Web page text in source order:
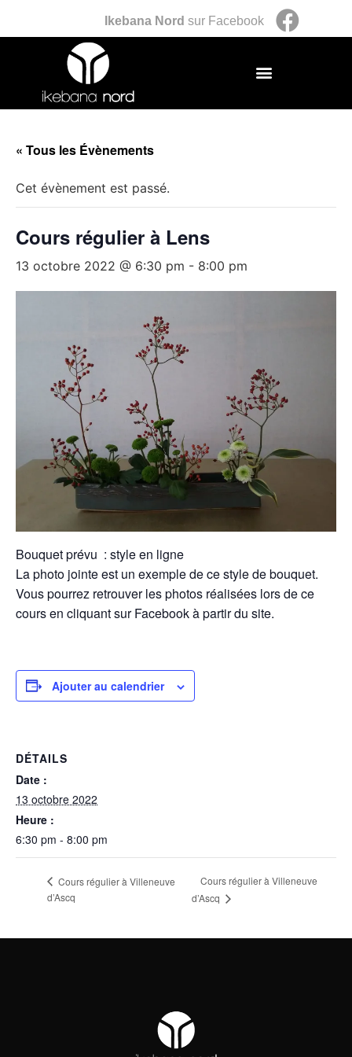
Ikebana Nord sur Facebook
« Tous les Évènements
Cet évènement est passé.
Cours régulier à Lens
13 octobre 2022 @ 6:30 pm - 8:00 pm
Bouquet prévu : style en ligne
La photo jointe est un exemple de ce style de bouquet.
Vous pourrez retrouver les photos réalisées lors de ce
cours en cliquant sur Facebook à partir du site.
Ajouter au calendrier
DÉTAILS
Date :
13 octobre 2022
Heure :
6:30 pm - 8:00 pm
Cours régulier à Villeneuve
d’Ascq
Cours régulier à Villeneuve
d’Ascq